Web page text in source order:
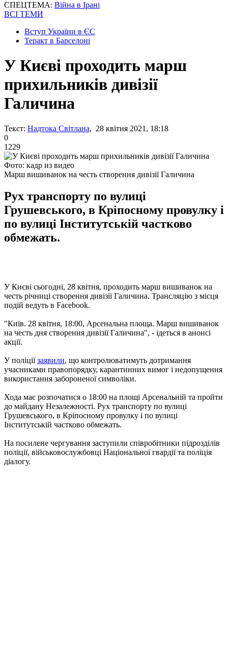
СПЕЦТЕМА: Війна в Ірані
ВСІ ТЕМИ
Вступ України в ЄС
Теракт в Барселоні
У Києві проходить марш
прихильників дивізії
Галичина
Текст: Надтока Світлана, 28 квітня 2021, 18:18
0
1229
Фото: кадр из видео
Марш вишиванок на честь створення дивізії Галичина
Рух транспорту по вулиці
Грушевського, в Кріпосному провулку і
по вулиці Інститутській частково
обмежать.
У Києві сьогодні, 28 квітня, проходить марш вишиванок на
честь річниці створення дивізії Галичина. Трансляцію з місця
подій ведуть в Facebook.
"Київ. 28 квiтня, 18:00, Арсенальна площа. Марш вишиванок
на честь дня створення дивізії Галичина", - ідеться в анонсі
акції.
У поліціїзаявили, що контролюватимуть дотримання
учасниками правопорядку, карантинних вимог і недопущення
використання забороненої символіки.
Хода має розпочатися о 18:00 на площі Арсенальній та пройти
до майдану Незалежності. Рух транспорту по вулиці
Грушевського, в Кріпосному провулку і по вулиці
Інститутській частково обмежать.
На посилене чергування заступили співробітники підрозділів
поліції, військовослужбовці Національної гвардії та поліція
діалогу.